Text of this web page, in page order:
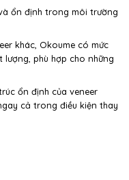
ổn định trong môi trường
khác, Okoume có mức
phù hợp cho những
ổn định của veneer
cả trong điều kiện thay